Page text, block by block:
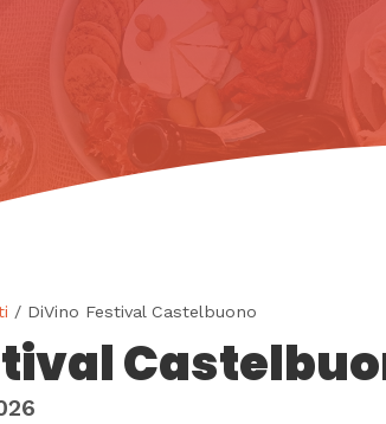
/ DiVino Festival Castelbuono